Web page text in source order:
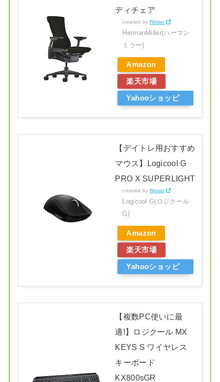
ディチェア
created by Rinker
HermanMiller(ハーマン
ミラー)
Amazon
楽天市場
Yahooショッピ
【デイトレ用おすすめ
マウス】Logicool G
PRO X SUPERLIGHT
created by Rinker
Logicool G(ロジクール
G)
Amazon
楽天市場
Yahooショッピ
【複数PC使いに最
適!】ロジクール MX
KEYS S ワイヤレス
キーボード
KX800sGR